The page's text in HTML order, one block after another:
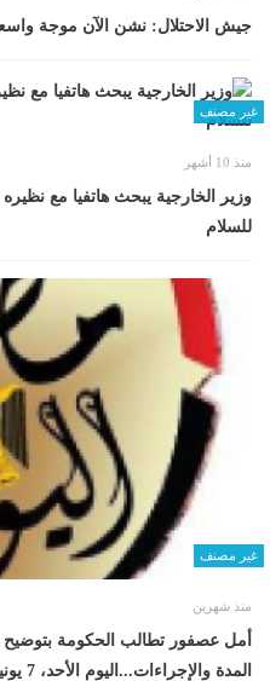
جيش الاحتلال: نشن الآن موجة
غير مصنف
منذ 10 أشهر
وزير الخارجية يبحث هاتفيا مع
للسلام
غير مصنف
منذ شهرين
أمل عصفور تطالب الحكومة
المدة والإجراءات...اليوم الأحد، 7 يونيو 2026 02:07 مـ